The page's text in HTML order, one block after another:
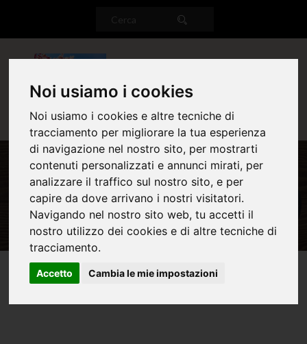
Noi usiamo i cookies
Noi usiamo i cookies e altre tecniche di
tracciamento per migliorare la tua esperienza
di navigazione nel nostro sito, per mostrarti
contenuti personalizzati e annunci mirati, per
analizzare il traffico sul nostro sito, e per
capire da dove arrivano i nostri visitatori.
Navigando nel nostro sito web, tu accetti il
nostro utilizzo dei cookies e di altre tecniche di
tracciamento.
Accetto Cambia le mie impostazioni
t
i
Menu del giorno
Pranzo